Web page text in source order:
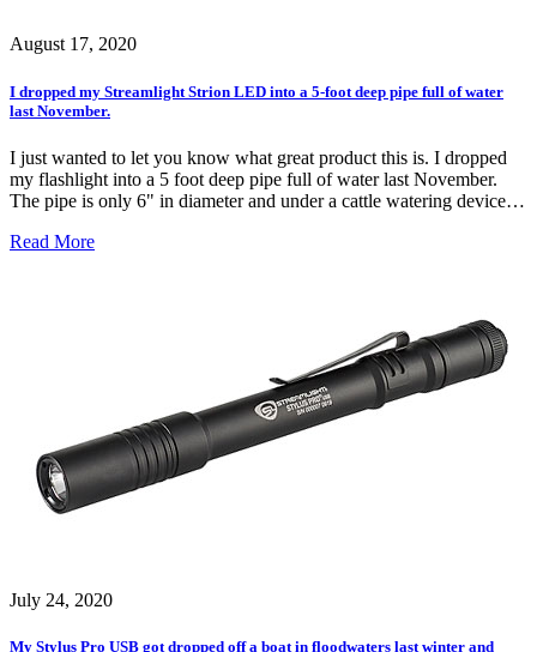
August 17, 2020
I dropped my Streamlight Strion LED into a 5-foot deep pipe full of water
last November.
I just wanted to let you know what great product this is. I dropped
my flashlight into a 5 foot deep pipe full of water last November.
The pipe is only 6" in diameter and under a cattle watering device…
Read More
July 24, 2020
My Stylus Pro USB got dropped off a boat in floodwaters last winter and